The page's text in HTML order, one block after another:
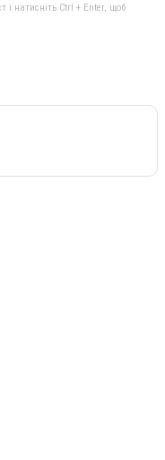
і натисніть Ctrl + Enter, щоб